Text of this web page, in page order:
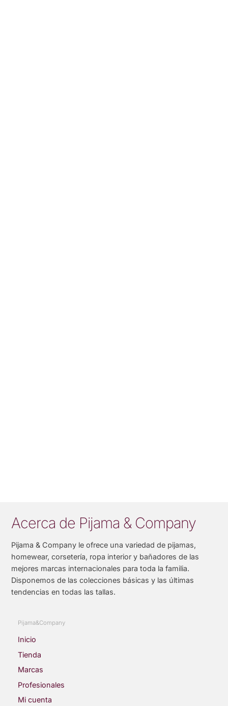
Acerca de Pijama & Company
Pijama & Company le ofrece una variedad de pijamas,
homewear, corsetería, ropa interior y bañadores de las
mejores marcas internacionales para toda la familia.
Disponemos de las colecciones básicas y las últimas
tendencias en todas las tallas.
Pijama&Company
Inicio
Tienda
Marcas
Profesionales
Mi cuenta